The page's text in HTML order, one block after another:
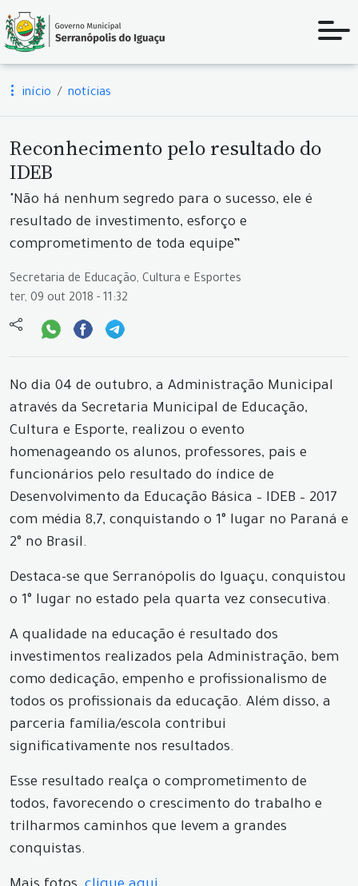
início notícias
Reconhecimento pelo resultado do
IDEB
"Não há nenhum segredo para o sucesso, ele é
resultado de investimento, esforço e
comprometimento de toda equipe”
Secretaria de Educação, Cultura e Esportes
ter, 09 out 2018 - 11:32
No dia 04 de outubro, a Administração Municipal
através da Secretaria Municipal de Educação,
Cultura e Esporte, realizou o evento
homenageando os alunos, professores, pais e
funcionários pelo resultado do índice de
Desenvolvimento da Educação Básica – IDEB – 2017
com média 8,7, conquistando o 1° lugar no Paraná e
2° no Brasil.
Destaca-se que Serranópolis do Iguaçu, conquistou
o 1° lugar no estado pela quarta vez consecutiva.
A qualidade na educação é resultado dos
investimentos realizados pela Administração, bem
como dedicação, empenho e profissionalismo de
todos os profissionais da educação. Além disso, a
parceria família/escola contribui
significativamente nos resultados.
Esse resultado realça o comprometimento de
todos, favorecendo o crescimento do trabalho e
trilharmos caminhos que levem a grandes
conquistas.